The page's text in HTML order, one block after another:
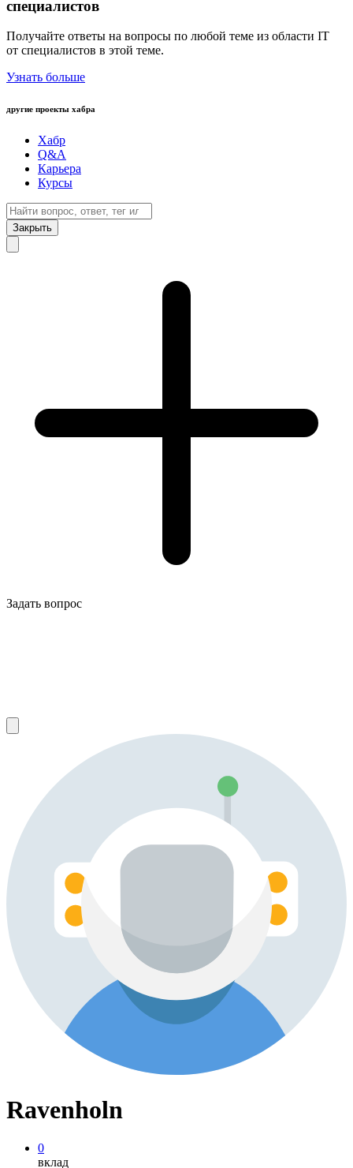
специалистов
Получайте ответы на вопросы по любой теме из области IT
от специалистов в этой теме.
Узнать больше
другие проекты хабра
Хабр
Q&A
Карьера
Курсы
Закрыть
Задать вопрос
Ravenholn
0
вклад